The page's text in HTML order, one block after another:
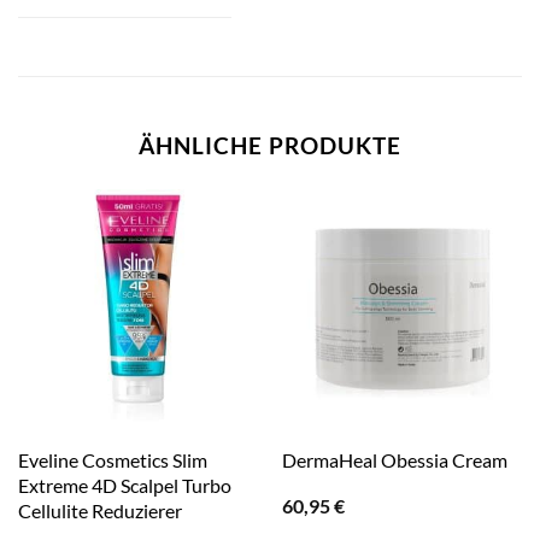
ÄHNLICHE PRODUKTE
Eveline Cosmetics Slim
Extreme 4D Scalpel Turbo
Cellulite Reduzierer
DermaHeal Obessia Cream
60,95€